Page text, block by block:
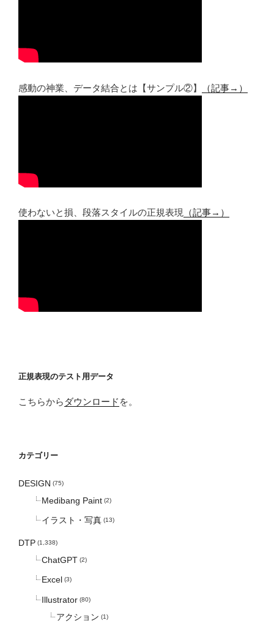
感動の神業、データ結合とは【サンプル②】 （記事→）
使わないと損、段落スタイルの正規表現 （記事→）
正規表現のテスト用データ
こちらから ダウンロード を。
カテゴリー
DESIGN (75)
Medibang Paint (2)
イラスト・写真 (13)
DTP (1,338)
ChatGPT (2)
Excel (3)
Illustrator (80)
アクション (1)